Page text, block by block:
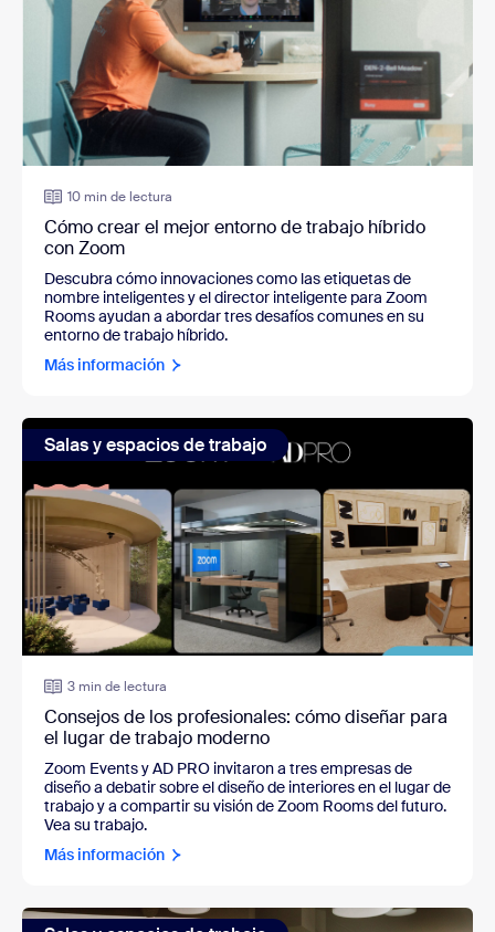
10 min de lectura
Cómo crear el mejor entorno de trabajo híbrido
con Zoom
Descubra cómo innovaciones como las etiquetas de
nombre inteligentes y el director inteligente para Zoom
Rooms ayudan a abordar tres desafíos comunes en su
entorno de trabajo híbrido.
Más información
Salas y espacios de trabajo
3 min de lectura
Consejos de los profesionales: cómo diseñar para
el lugar de trabajo moderno
Zoom Events y AD PRO invitaron a tres empresas de
diseño a debatir sobre el diseño de interiores en el lugar de
trabajo y a compartir su visión de Zoom Rooms del futuro.
Vea su trabajo.
Más información